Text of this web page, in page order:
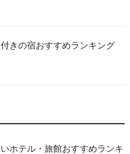
きの宿おすすめランキング
ホテル・旅館おすすめランキ